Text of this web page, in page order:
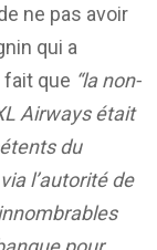
ne pas avoir
qui a
que “la non-
Airways était
du
l’autorité de